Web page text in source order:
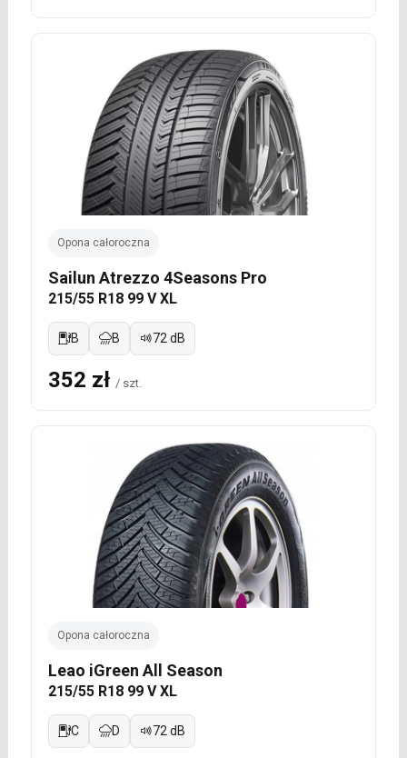
Opona całoroczna
Sailun Atrezzo 4Seasons Pro
215/55 R18 99 V XL
B B 72 dB
352 zł / szt.
Opona całoroczna
Leao iGreen All Season
215/55 R18 99 V XL
C D 72 dB